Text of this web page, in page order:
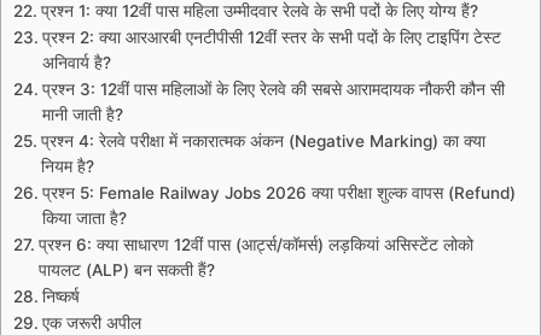
प्रश्न 1: क्या 12वीं पास महिला उम्मीदवार रेलवे के सभी पदों के लिए योग्य हैं?
प्रश्न 2: क्या आरआरबी एनटीपीसी 12वीं स्तर के सभी पदों के लिए टाइपिंग टेस्ट
अनिवार्य है?
प्रश्न 3: 12वीं पास महिलाओं के लिए रेलवे की सबसे आरामदायक नौकरी कौन सी
मानी जाती है?
प्रश्न 4: रेलवे परीक्षा में नकारात्मक अंकन (Negative Marking) का क्या
नियम है?
प्रश्न 5: Female Railway Jobs 2026 क्या परीक्षा शुल्क वापस (Refund)
किया जाता है?
प्रश्न 6: क्या साधारण 12वीं पास (आर्ट्स/कॉमर्स) लड़कियां असिस्टेंट लोको
पायलट (ALP) बन सकती हैं?
निष्कर्ष
एक जरूरी अपील